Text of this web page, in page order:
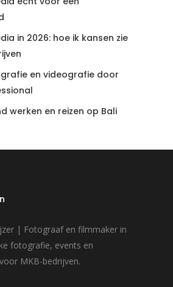
in 2026: hoe ik kansen zie
en videografie door
werken en reizen op Bali
| Fotograaf en filmmaker in
fotografie, events en
MKB-bedrijven.